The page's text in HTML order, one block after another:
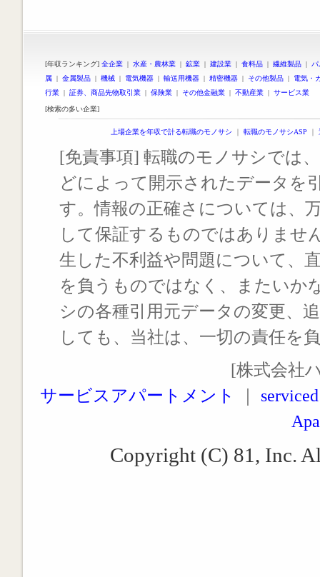
[年収ランキング] 全企業 | 水産・農林業 | 鉱業 | 建設業 | 食料品 | 繊維製品 |
属 | 金属製品 | 機械 | 電気機器 | 輸送用機器 | 精密機器 | その他製品 | 電気・
行業 | 証券、商品先物取引業 | 保険業 | その他金融業 | 不動産業 | サービス業
[検索の多い企業]
上場企業を年収で計る転職のモノサシ ｜ 転職のモノサシASP ｜
[免責事項] 転職のモノサシでは
どによって開示されたデータを
す。情報の正確さについては、
して保証するものではありませ
生した不利益や問題について、
を負うものではなく、またいか
シの各種引用元データの変更、
しても、当社は、一切の責任を
[株式会社
サービスアパートメント
Copyright (C) 81, Inc.